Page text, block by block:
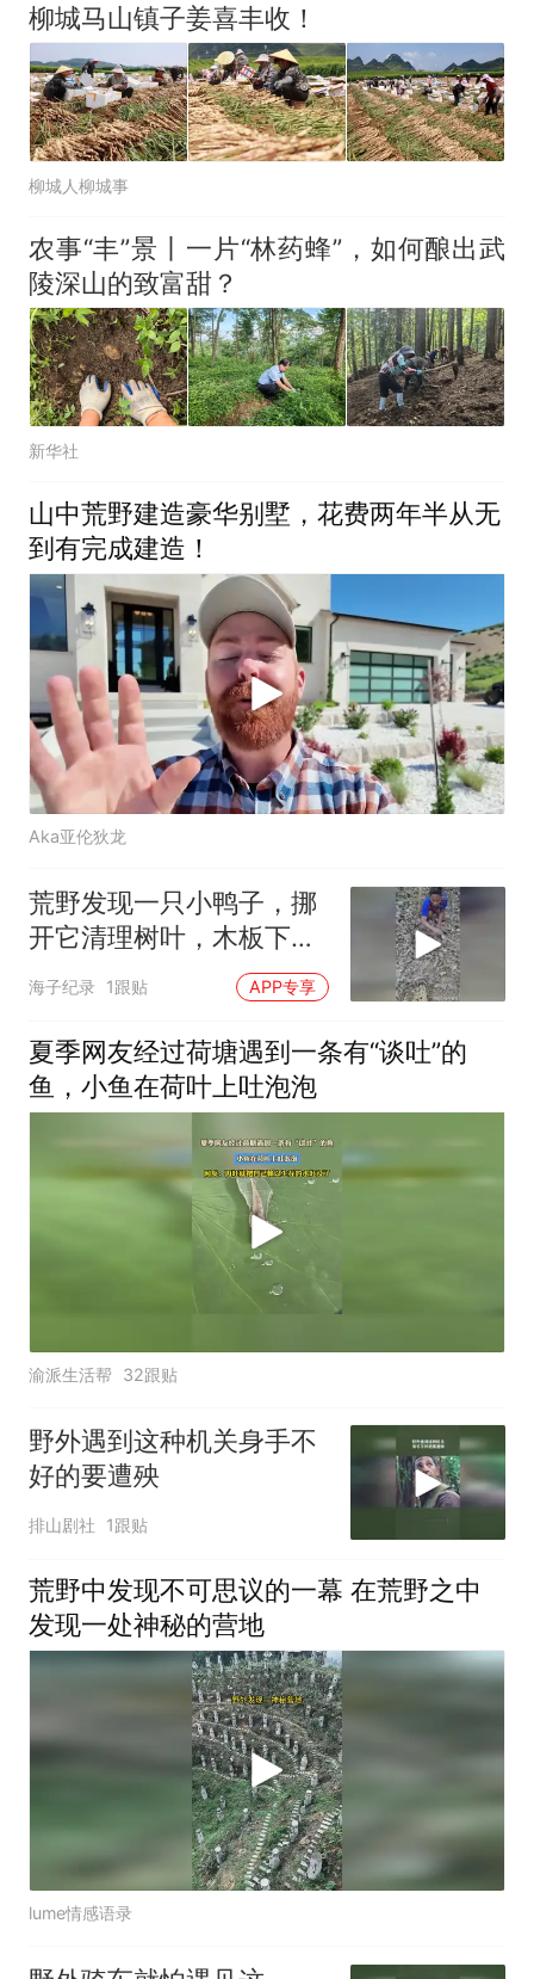
柳城马山镇子姜喜丰收！
柳城人柳城事
农事“丰”景丨一片“林药蜂”，如何酿出武
陵深山的致富甜？
新华社
山中荒野建造豪华别墅，花费两年半从无
到有完成建造！
Aka亚伦狄龙
荒野发现一只小鸭子，挪
开它清理树叶，木板下竟
藏着整整一窝小鸭
海子纪录 1跟贴 APP专享
夏季网友经过荷塘遇到一条有“谈吐”的
鱼，小鱼在荷叶上吐泡泡
渝派生活帮 32跟贴
野外遇到这种机关身手不
好的要遭殃
排山剧社 1跟贴
荒野中发现不可思议的一幕 在荒野之中
发现一处神秘的营地
lume情感语录